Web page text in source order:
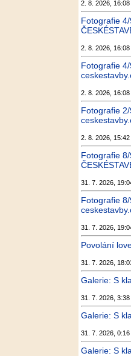
2. 8. 2026, 16:08
Fotografie
2. 8. 2026, 16:08
Fotografie
2. 8. 2026, 16:08
Fotografie
2. 8. 2026, 15:42
Fotografie
31. 7. 2026,
Fotografie
31. 7. 2026,
Povolání
31. 7. 2026,
Galerie: S
31. 7. 2026, 3:38
Galerie: S
31. 7. 2026, 0:16
Galerie: S